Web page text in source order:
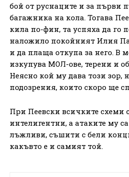
бой от руснаците и за първи
багажника на кола. Тогава
кила по-фин, та успяха да го
наложило покойният Илия
и да плаща откупа за него. В
изкупува МОЛ-ове, терени и
Неясно кой му дава този зор,
подозрения, които скоро ще
При Пеевски всичките схеми
интелигентни, а атаките му
лъжливи, съшити с бели
какъвто е и самият той.